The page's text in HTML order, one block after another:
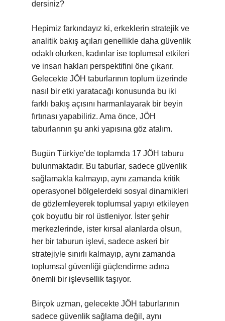
dersiniz?
Hepimiz farkındayız ki, erkeklerin stratejik ve
analitik bakış açıları genellikle daha güvenlik
odaklı olurken, kadınlar ise toplumsal etkileri
ve insan hakları perspektifini öne çıkarır.
Gelecekte JÖH taburlarının toplum üzerinde
nasıl bir etki yaratacağı konusunda bu iki
farklı bakış açısını harmanlayarak bir beyin
fırtınası yapabiliriz. Ama önce, JÖH
taburlarının şu anki yapısına göz atalım.
Bugün Türkiye’de toplamda 17 JÖH taburu
bulunmaktadır. Bu taburlar, sadece güvenlik
sağlamakla kalmayıp, aynı zamanda kritik
operasyonel bölgelerdeki sosyal dinamikleri
de gözlemleyerek toplumsal yapıyı etkileyen
çok boyutlu bir rol üstleniyor. İster şehir
merkezlerinde, ister kırsal alanlarda olsun,
her bir taburun işlevi, sadece askeri bir
stratejiyle sınırlı kalmayıp, aynı zamanda
toplumsal güvenliği güçlendirme adına
önemli bir işlevsellik taşıyor.
Birçok uzman, gelecekte JÖH taburlarının
sadece güvenlik sağlama değil, aynı